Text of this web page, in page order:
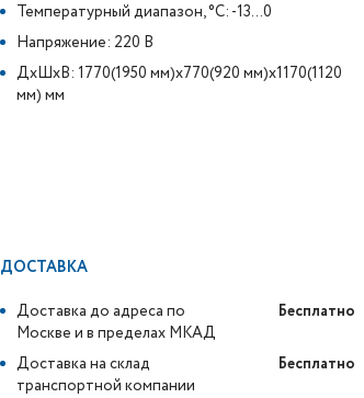
Температурный диапазон, °C: -13...0
Напряжение: 220 В
ДxШxВ: 1770(1950 мм)x770(920 мм)x1170(1120
мм) мм
ДОСТАВКА
Доставка до адреса по
Москве и в пределах МКАД
Бесплатно
Доставка на склад
транспортной компании
Бесплатно